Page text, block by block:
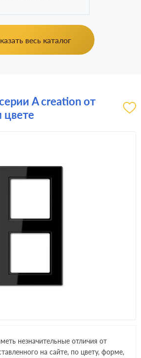
весь каталог
A creation от
цвете
незначительные отличия от
на сайте, по цвету, форме,